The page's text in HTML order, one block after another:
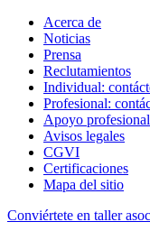
Acerca de
Noticias
Prensa
Reclutamientos
Individual:
Profesional:
Apoyo profesional
Avisos legales
CGVI
Certificaciones
Mapa del sitio
Conviértete en taller